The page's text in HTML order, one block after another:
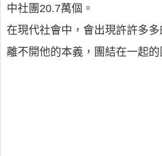
中社團20.7萬個。
在現代社會中，會出現許許多
離不開他的本義，團結在一起的